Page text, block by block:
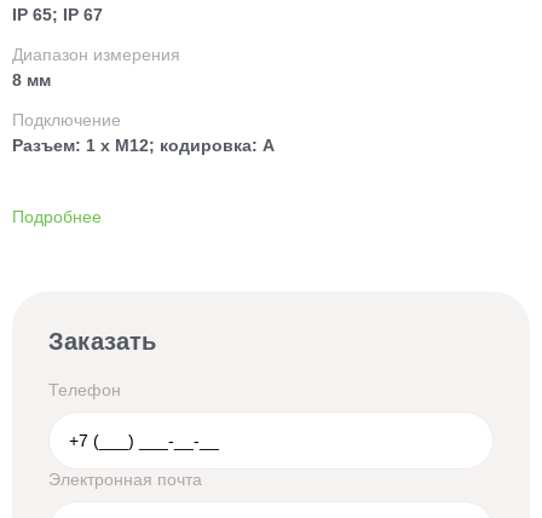
IP 65; IP 67
Диапазон измерения
8 мм
Подключение
Разъем: 1 x M12; кодировка: A
Подробнее
Заказать
Телефон
Электронная почта